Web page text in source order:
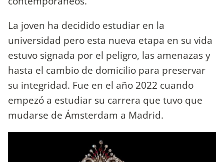
La joven ha decidido estudiar en la
universidad pero esta nueva etapa en su vida
estuvo signada por el peligro, las amenazas y
hasta el cambio de domicilio para preservar
su integridad. Fue en el año 2022 cuando
empezó a estudiar su carrera que tuvo que
mudarse de Ámsterdam a Madrid.